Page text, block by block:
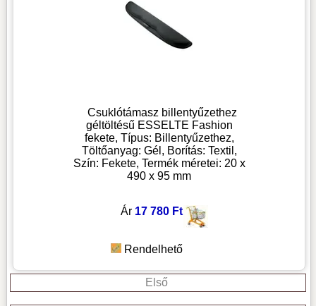
Csuklótámasz billentyűzethez
géltöltésű ESSELTE Fashion
fekete, Típus: Billentyűzethez,
Töltőanyag: Gél, Borítás: Textil,
Szín: Fekete, Termék méretei: 20 x
490 x 95 mm
Ár 17 780 Ft
Rendelhető
Első